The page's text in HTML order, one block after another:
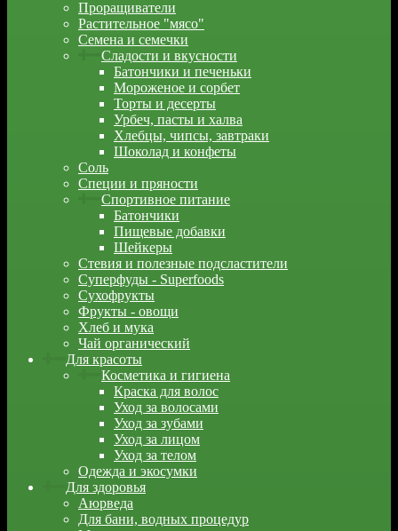
Проращиватели
Растительное "мясо"
Семена и семечки
Сладости и вкусности
Батончики и печеньки
Мороженое и сорбет
Торты и десерты
Урбеч, пасты и халва
Хлебцы, чипсы, завтраки
Шоколад и конфеты
Соль
Специи и пряности
Спортивное питание
Батончики
Пищевые добавки
Шейкеры
Стевия и полезные подсластители
Суперфуды - Superfoods
Сухофрукты
Фрукты - овощи
Хлеб и мука
Чай органический
Для красоты
Косметика и гигиена
Краска для волос
Уход за волосами
Уход за зубами
Уход за лицом
Уход за телом
Одежда и экосумки
Для здоровья
Аюрведа
Для бани, водных процедур